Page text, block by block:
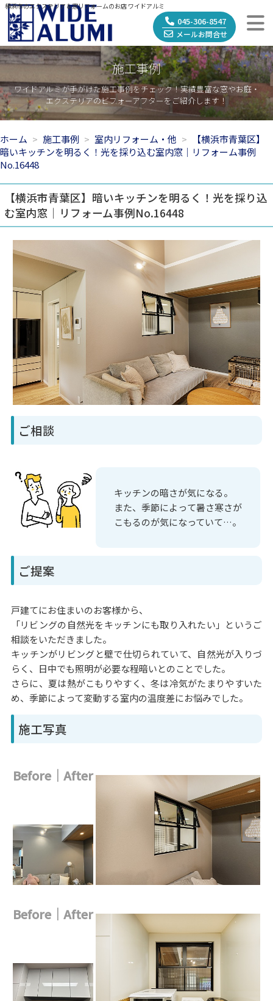
横浜市のエクステリア＆窓リフォームのお店 ワイドアルミ
045-306-8547
メールお問合せ
施工事例
ワイドアルミが手がけた施工事例をチェック！実績豊富な窓やお庭・
エクステリアのビフォーアフターをご紹介します！
ホーム 施工事例 室内リフォーム・他
【横浜市青葉区】
暗いキッチンを明るく！光を採り込む室内窓｜リフォーム事例
No.16448
【横浜市青葉区】暗いキッチンを明るく！光を採り込
む室内窓｜リフォーム事例No.16448
ご相談
キッチンの暗さが気になる。
また、季節によって暑さ寒さが
こもるのが気になっていて…。
ご提案
戸建てにお住まいのお客様から、
「リビングの自然光をキッチンにも取り入れたい」というご
相談をいただきました。
キッチンがリビングと壁で仕切られていて、自然光が入りづ
らく、日中でも照明が必要な程暗いとのことでした。
さらに、夏は熱がこもりやすく、冬は冷気がたまりやすいた
め、季節によって変動する室内の温度差にお悩みでした。
施工写真
Before｜After
Before｜After